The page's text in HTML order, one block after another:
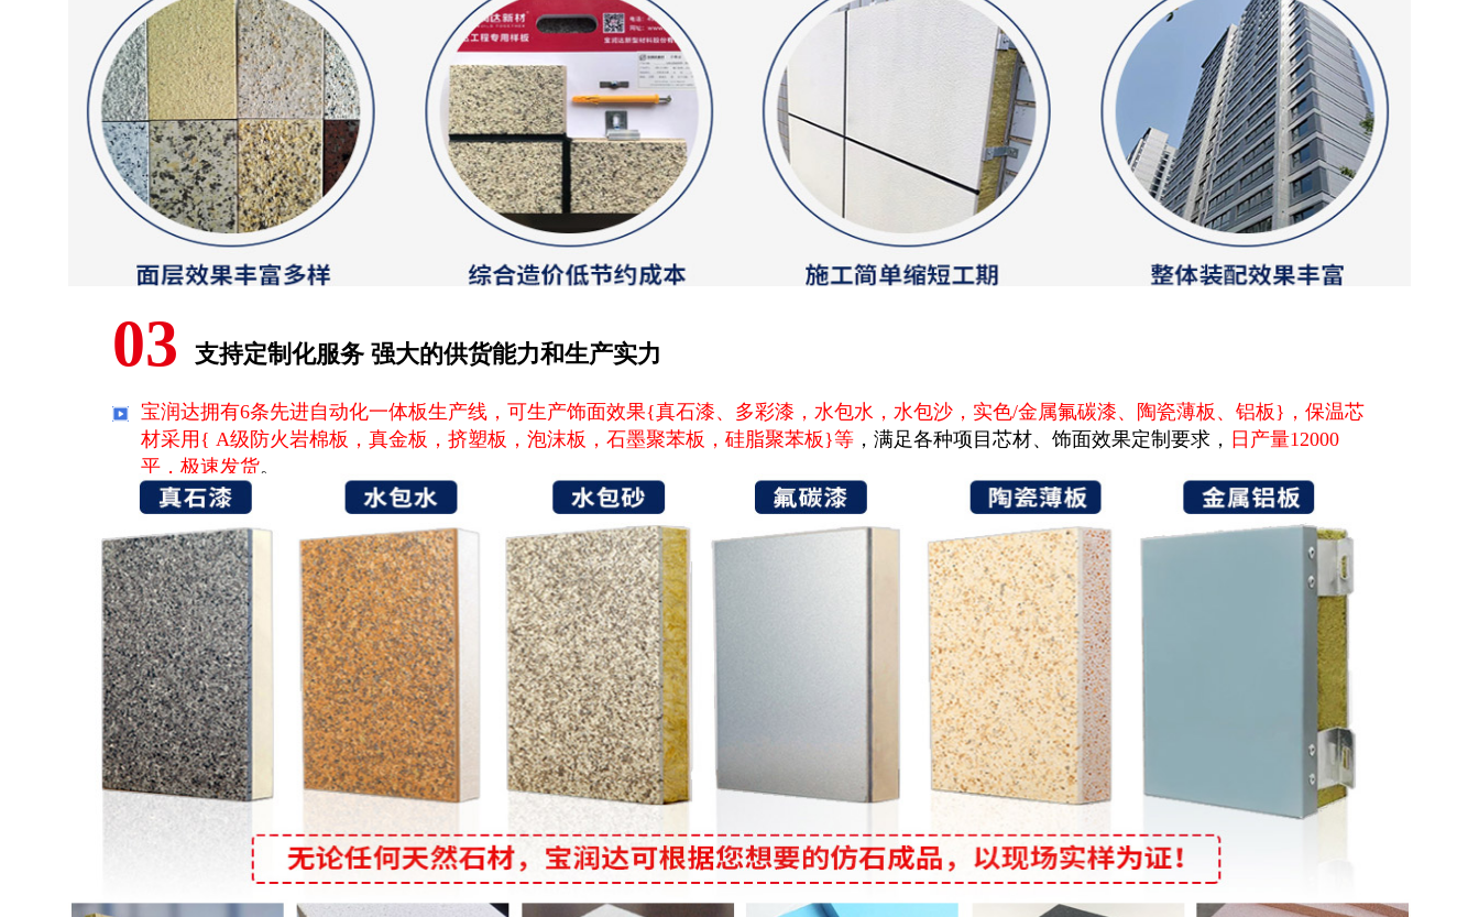
03 支持定制化服务 强大的供货能力和生产实力
宝润达拥有6条先进自动化一体板生产线，可生产饰面效果{真石漆、多彩漆，水包水，水包沙，实色/金属氟碳漆、陶瓷薄板、铝板}，保温芯
材采用{ A级防火岩棉板，真金板，挤塑板，泡沫板，石墨聚苯板，硅脂聚苯板}等 ，满足各种项目芯材、饰面效果定制要求， 日产量12000
平，极速发货。